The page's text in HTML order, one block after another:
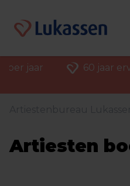
per jaar 60 jaar
Artiesten